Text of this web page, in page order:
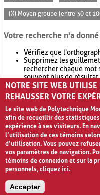
(X) Moyen groupe (entre 30 et
Votre recherche n'a
Vérifiez que
Supprimez les
rechercher chaque mot
souvent plus de
Envisagez d'élargir
retournera souvent
NOTRE SITE WEB
REHAUSSER VOTRE
Le site web de Polytechnique
afin de recueillir des
expérience à ses visiteurs. En
l’utilisation de ces témoins
d’utilisation. Vous pouvez
vos paramètres de navigation.
témoins de connexion et sur la
personnels,cliquez ici.
Accepter